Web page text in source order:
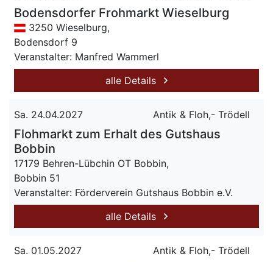
Bodensdorfer Frohmarkt Wieselburg
3250 Wieselburg,
Bodensdorf 9
Veranstalter: Manfred Wammerl
alle Details
Sa. 24.04.2027 Antik & Floh,- Trödell
Flohmarkt zum Erhalt des Gutshaus
Bobbin
17179 Behren-Lübchin OT Bobbin,
Bobbin 51
Veranstalter: Förderverein Gutshaus Bobbin e.V.
alle Details
Sa. 01.05.2027 Antik & Floh,- Trödell